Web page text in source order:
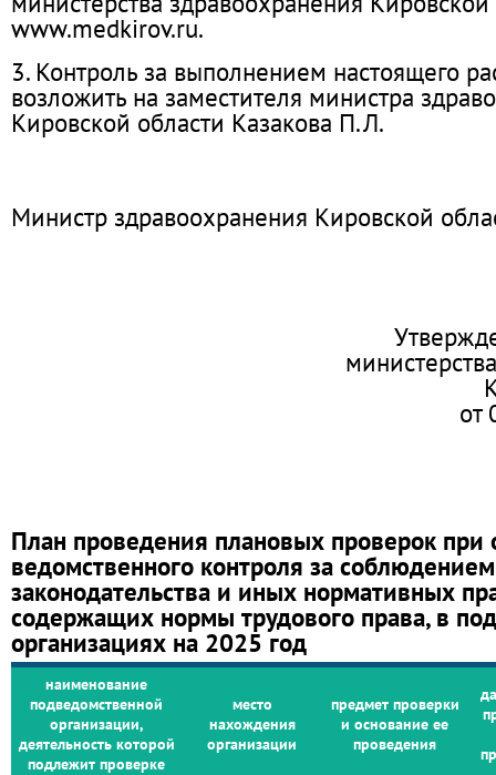
www.medkirov.ru.
3. Контроль за выполнением настоящего
возложить на заместителя министра
Кировской области Казакова П.Л.
Министр здравоохранения Кировской
от
План проведения плановых проверок при
ведомственного контроля за
законодательства и иных нормативных
содержащих нормы трудового права, в
организациях на 2025 год
наименование
подведомственной
организации,
деятельность которой
подлежит проверке
место
нахождения
организации
предмет проверки
и основание ее
проведения